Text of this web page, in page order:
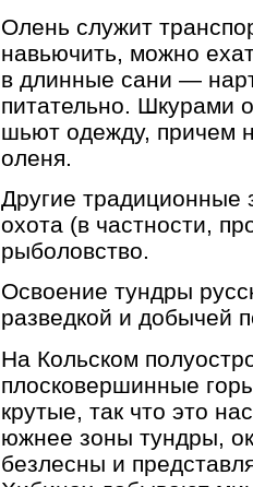
Олень служит
навьючить, можно
в длинные сани —
питательно. Шкурами
шьют одежду, причем
оленя.
Другие
охота (в частности,
рыболовство.
Освоение тундры
разведкой и добычей
На Кольском
плосковершинные
крутые, так что это
южнее зоны тундры,
безлесны и